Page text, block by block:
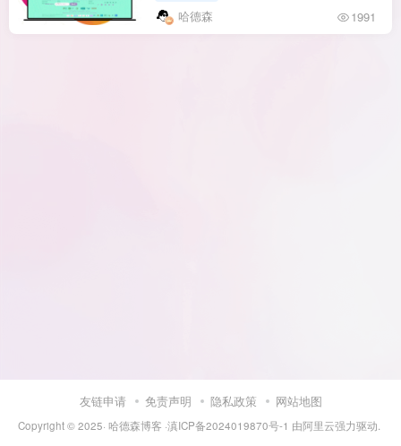
哈德森 1991
友链申请 免责声明 隐私政策 网站地图
Copyright © 2025· 哈德森博客 ·滇ICP备2024019870号-1 由阿里云强力驱动.